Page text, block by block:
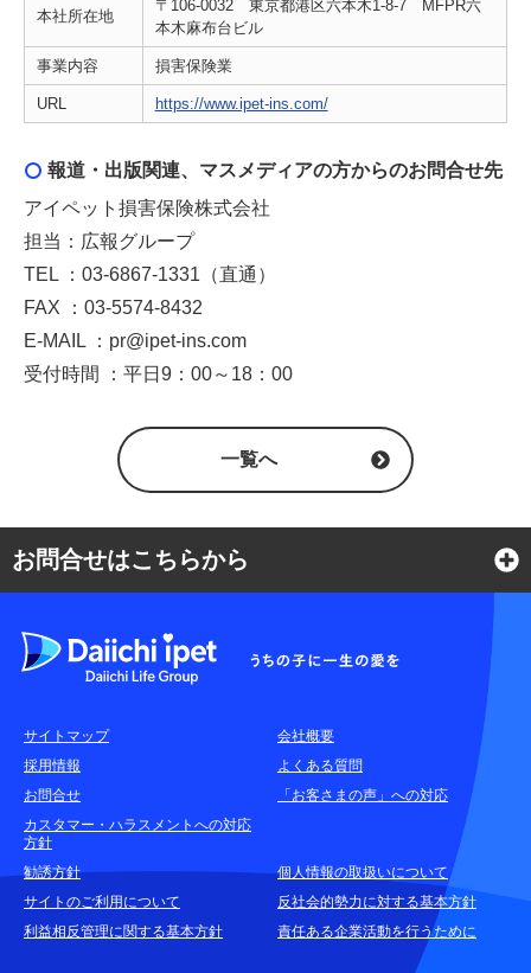
本社所在地
〒106-0032 東京都港区六本木1-8-7 MFPR六
本木麻布台ビル
事業内容 損害保険業
URL https://www.ipet-ins.com/
報道・出版関連、マスメディアの方からのお問合せ先
アイペット損害保険株式会社
担当：広報グループ
TEL ：03-6867-1331（直通）
FAX ：03-5574-8432
E-MAIL ：pr@ipet-ins.com
受付時間 ：平日9：00～18：00
一覧へ
お問合せはこちらから
各種お問合せ窓口
耳や言葉の不自由なお客さまのお問合せ窓口
お申込みをご検討中のお客さま
(商品に関するお問合せ・資料請求)
資料請求はこちら
お電話でのお問合せはこちら 通話無料
サイトマップ
会社概要
採用情報
よくある質問
お問合せ
「お客さまの声」への対応
カスタマー・ハラスメントへの対応
方針
勧誘方針
個人情報の取扱いについて
サイトのご利用について
反社会的勢力に対する基本方針
利益相反管理に関する基本方針
責任ある企業活動を行うために